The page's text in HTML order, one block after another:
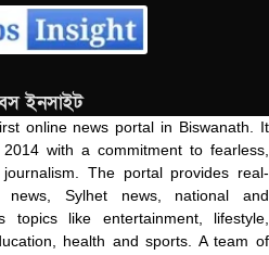
ইনসাইট
online news portal in Biswanath. It
with a commitment to fearless,
The portal provides real-
Sylhet news, national and
topics like entertainment, lifestyle,
health and sports. A team of